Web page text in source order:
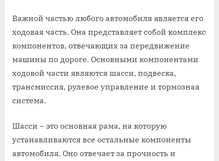
Важной частью любого автомобиля является его
ходовая часть. Она представляет собой комплекс
компонентов, отвечающих за передвижение
машины по дороге. Основными компонентами
ходовой части являются шасси, подвеска,
трансмиссия, рулевое управление и тормозная
система.
Шасси – это основная рама, на которую
устанавливаются все остальные компоненты
автомобиля. Оно отвечает за прочность и